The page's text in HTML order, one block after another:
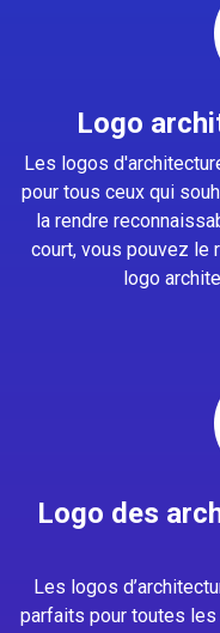
Logo
Les logos
pour tous ceux qui
la rendre
court, vous pouvez le
logo
Logo des
Les logos
parfaits pour toutes les